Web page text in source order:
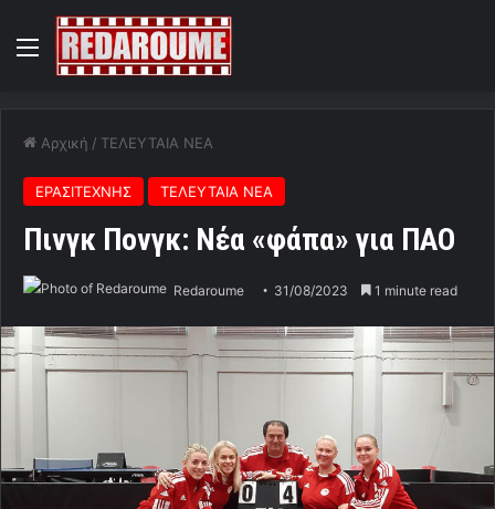
Menu
Αρχική / ΤΕΛΕΥΤΑΙΑ ΝΕΑ
ΕΡΑΣΙΤΕΧΝΗΣ ΤΕΛΕΥΤΑΙΑ ΝΕΑ
Πινγκ Πονγκ: Νέα «φάπα» για ΠΑΟ
Redaroume 31/08/2023 1 minute read